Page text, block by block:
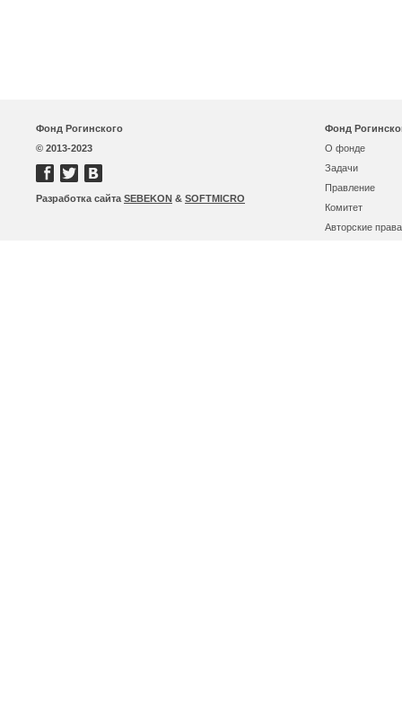
Фонд Рогинского
© 2013-2023
Разработка сайта SEBEKON & SOFTMICRO
Фонд
О фонде
Задачи
Правление
Комитет
Авторские права